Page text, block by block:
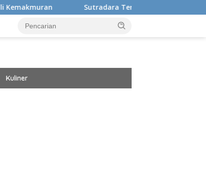
Sutradara Ternyata Ini Cinta Beberkan
Kuliner